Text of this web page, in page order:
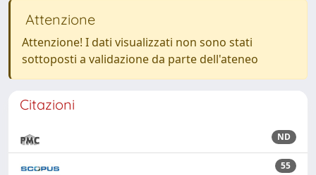
Attenzione
Attenzione! I dati visualizzati non sono stati
sottoposti a validazione da parte dell'ateneo
Citazioni
ND
55